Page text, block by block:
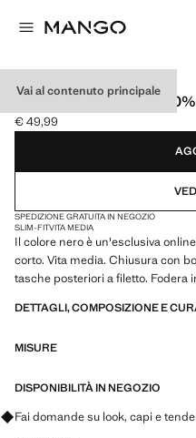
Vai al contenuto principale
BERMUDA SLIM-FIT
Prezzo attuale [€ 49,99 ]
€ 49,99
Seleziona un colore
SPEDIZIONE GRATUITA IN NEGOZIO
SLIM-FITVITA MEDIA
Il colore nero è un'esclusiva
corto. Vita media. Chiusura con
tasche posteriori a filetto. Fodera
DETTAGLI, COMPOSIZIONE E
MISURE
DISPONIBILITÀ IN NEGOZIO
Fai domande su look, capi e